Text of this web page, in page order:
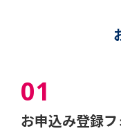
お申込み登録フ
01